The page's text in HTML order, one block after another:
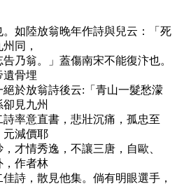
如陸放翁晚年作詩與兒云：「死
同，
乃翁。」蓋傷南宋不能復汴也。
遺骨埋
於放翁詩後云:「青山一髮愁濛
見九州
率意直書，悲壯沉痛，孤忠至
元減價耶
才情秀逸，不讓三唐，自歐、
，作者林
詩，散見他集。倘有明眼選手，